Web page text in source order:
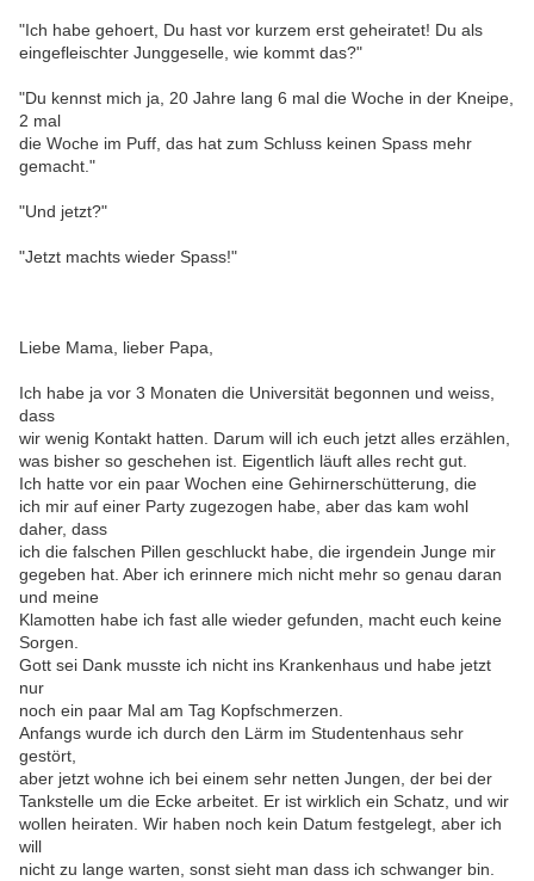
"Ich habe gehoert, Du hast vor kurzem erst geheiratet! Du als
eingefleischter Junggeselle, wie kommt das?"
"Du kennst mich ja, 20 Jahre lang 6 mal die Woche in der Kneipe,
2 mal
die Woche im Puff, das hat zum Schluss keinen Spass mehr
gemacht."
"Und jetzt?"
"Jetzt machts wieder Spass!"
Liebe Mama, lieber Papa,
Ich habe ja vor 3 Monaten die Universität begonnen und weiss,
dass
wir wenig Kontakt hatten. Darum will ich euch jetzt alles erzählen,
was bisher so geschehen ist. Eigentlich läuft alles recht gut.
Ich hatte vor ein paar Wochen eine Gehirnerschütterung, die
ich mir auf einer Party zugezogen habe, aber das kam wohl
daher, dass
ich die falschen Pillen geschluckt habe, die irgendein Junge mir
gegeben hat. Aber ich erinnere mich nicht mehr so genau daran
und meine
Klamotten habe ich fast alle wieder gefunden, macht euch keine
Sorgen.
Gott sei Dank musste ich nicht ins Krankenhaus und habe jetzt
nur
noch ein paar Mal am Tag Kopfschmerzen.
Anfangs wurde ich durch den Lärm im Studentenhaus sehr
gestört,
aber jetzt wohne ich bei einem sehr netten Jungen, der bei der
Tankstelle um die Ecke arbeitet. Er ist wirklich ein Schatz, und wir
wollen heiraten. Wir haben noch kein Datum festgelegt, aber ich
will
nicht zu lange warten, sonst sieht man dass ich schwanger bin.